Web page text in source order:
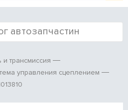
автозапчастин
и трансмиссия
управления сцеплением